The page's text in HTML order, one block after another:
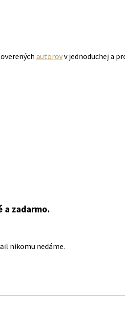
autorovv jednoduchej a
a zadarmo.
nikomu nedáme.